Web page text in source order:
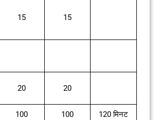
15 15
20 20
100 100 120 मिनट